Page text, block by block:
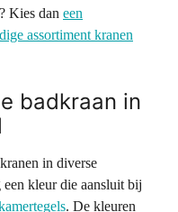
Kies dan een
assortiment kranen
badkraan in
in diverse
kleur die aansluit bij
. De kleuren